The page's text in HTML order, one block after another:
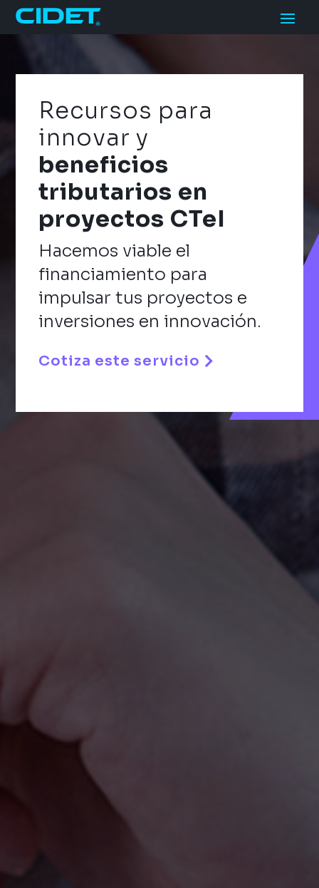
Recursos para
innovar y
beneficios
tributarios en
proyectos CTeI
Hacemos viable el
financiamiento para
impulsar tus proyectos e
inversiones en innovación.
Cotiza este servicio